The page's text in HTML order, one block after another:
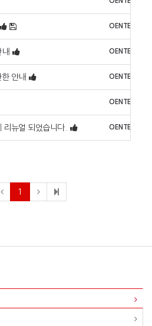
OENTER
내 OENTER
안내 OENTER
OENTER
뉴얼 되었습니다. OENTER
1